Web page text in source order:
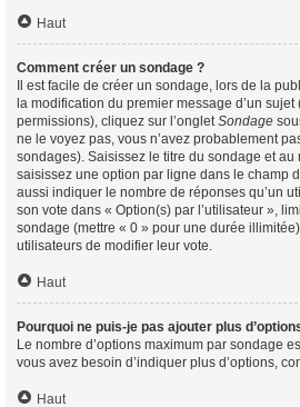
Haut
Comment créer un sondage ?
Il est facile de créer un sondage, lors de la
la modification du premier message d’un
permissions), cliquez sur l’ongletSondage
ne le voyez pas, vous n’avez probablement
sondages). Saisissez le titre du sondage et
saisissez une option par ligne dans le champ
aussi indiquer le nombre de réponses qu’un
son vote dans « Option(s) par l’utilisateur »,
sondage (mettre « 0 » pour une durée
utilisateurs de modifier leur vote.
Haut
Pourquoi ne puis-je pas ajouter plus
Le nombre d’options maximum par sondage
vous avez besoin d’indiquer plus d’options,
Haut